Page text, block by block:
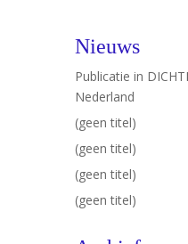
Nieuws
Publicatie in
Nederland
(geen titel)
(geen titel)
(geen titel)
(geen titel)